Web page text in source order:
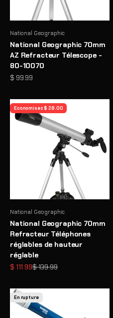
National Geographic
National Geographic 70mm
AZ Refracteur Télescope -
80-10070
Prix de vente
$ 99.99
Economisez $ 28.00
National Geographic
National Geographic 70mm
Refracteur Téléphones
réglables de hauteur
réglable
Prix de vente
$ 111.99Prix normal
$ 139.99
En rupture